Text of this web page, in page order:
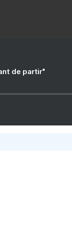
de partir"